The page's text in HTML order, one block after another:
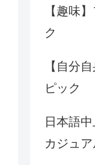
【趣味
ク
【自分
ピック
日本語
カジュ